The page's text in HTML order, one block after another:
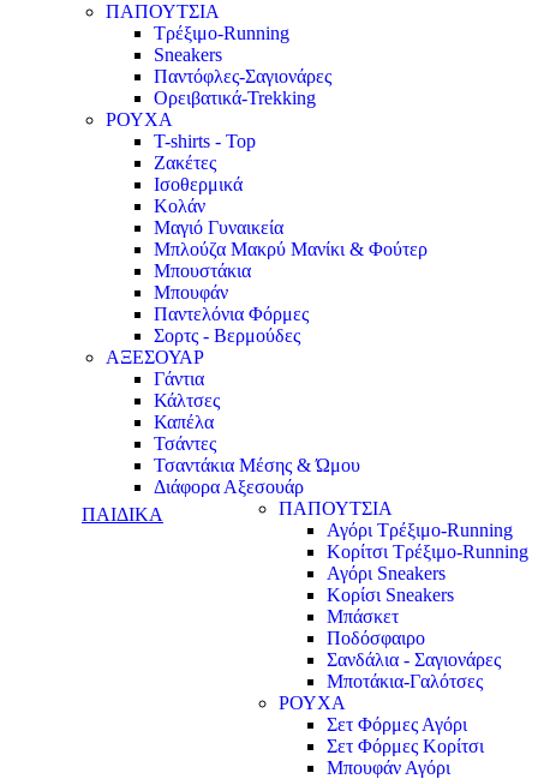
ΠΑΠΟΥΤΣΙΑ
Τρέξιμο-Running
Sneakers
Παντόφλες-Σαγιονάρες
Ορειβατικά-Trekking
ΡΟΥΧΑ
T-shirts - Top
Ζακέτες
Ισοθερμικά
Κολάν
Μαγιό Γυναικεία
Μπλούζα Μακρύ Μανίκι & Φούτερ
Μπουστάκια
Μπουφάν
Παντελόνια Φόρμες
Σορτς - Βερμούδες
ΑΞΕΣΟΥΑΡ
Γάντια
Κάλτσες
Καπέλα
Τσάντες
Τσαντάκια Μέσης & Ώμου
Διάφορα Αξεσουάρ
ΠΑΙΔΙΚΑ
ΠΑΠΟΥΤΣΙΑ
Αγόρι Τρέξιμο-Running
Κορίτσι Τρέξιμο-Running
Αγόρι Sneakers
Κορίσι Sneakers
Μπάσκετ
Ποδόσφαιρο
Σανδάλια - Σαγιονάρες
Μποτάκια-Γαλότσες
ΡΟΥΧΑ
Σετ Φόρμες Αγόρι
Σετ Φόρμες Κορίτσι
Μπουφάν Αγόρι